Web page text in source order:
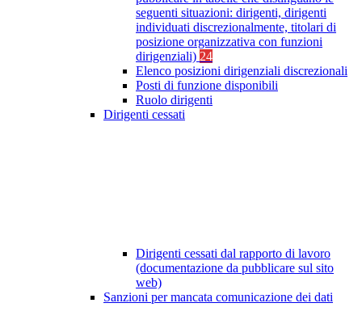
seguenti situazioni: dirigenti, dirigenti
individuati discrezionalmente, titolari di
posizione organizzativa con funzioni
dirigenziali) 24
Elenco posizioni dirigenziali discrezionali
Posti di funzione disponibili
Ruolo dirigenti
Dirigenti cessati
Dirigenti cessati dal rapporto di lavoro
(documentazione da pubblicare sul sito
web)
Sanzioni per mancata comunicazione dei dati